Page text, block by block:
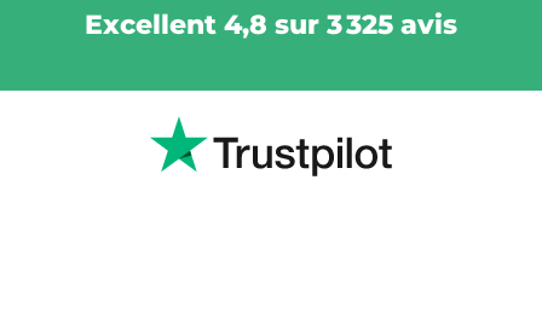
Excellent 4,8 sur 3 325 avis